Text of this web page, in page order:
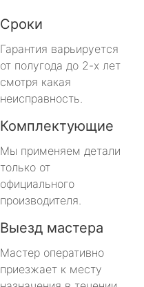
Сроки
Гарантия варьируется
от полугода до 2-х лет
смотря какая
неисправность.
Комплектующие
Мы применяем детали
только от
официального
производителя.
Выезд мастера
Мастер оперативно
приезжает к месту